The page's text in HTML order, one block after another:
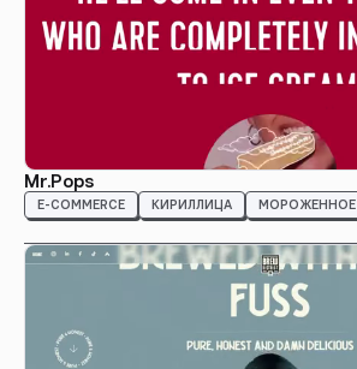
Mr.Pops
E-COMMERCE КИРИЛЛИЦА МОРОЖЕННОЕ